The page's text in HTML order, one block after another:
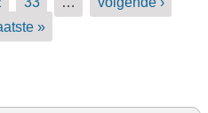
»